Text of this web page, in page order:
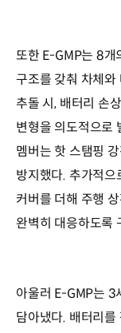
또한 E-GMP는 8개
구조를 갖춰 차체와
추돌 시, 배터리 손
변형을 의도적으로
멤버는 핫 스탬핑
방지했다. 추가적
커버를 더해 주행
완벽히 대응하도록
아울러 E-GMP는 3
담아냈다. 배터리